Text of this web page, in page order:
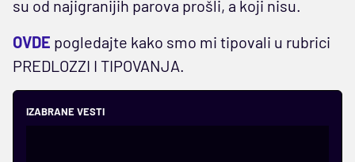
su od najigranijih parova prošli, a koji nisu.
OVDE pogledajte kako smo mi tipovali u rubrici
PREDLOZZI I TIPOVANJA.
IZABRANE VESTI